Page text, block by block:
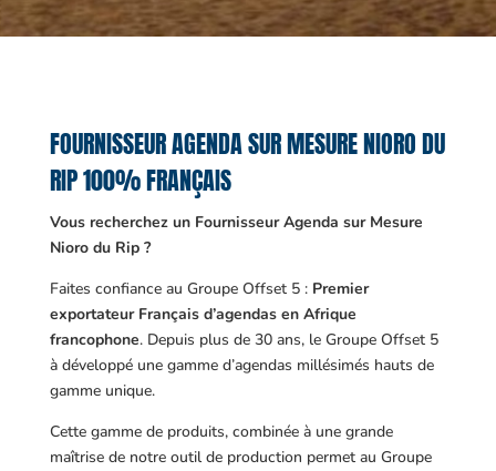
FOURNISSEUR AGENDA SUR MESURE NIORO DU
RIP 100% FRANÇAIS
Vous recherchez un Fournisseur Agenda sur Mesure
Nioro du Rip ?
Faites confiance au Groupe Offset 5 : Premier
exportateur Français d’agendas en Afrique
francophone. Depuis plus de 30 ans, le Groupe Offset 5
à développé une gamme d’agendas millésimés hauts de
gamme unique.
Cette gamme de produits, combinée à une grande
maîtrise de notre outil de production permet au Groupe